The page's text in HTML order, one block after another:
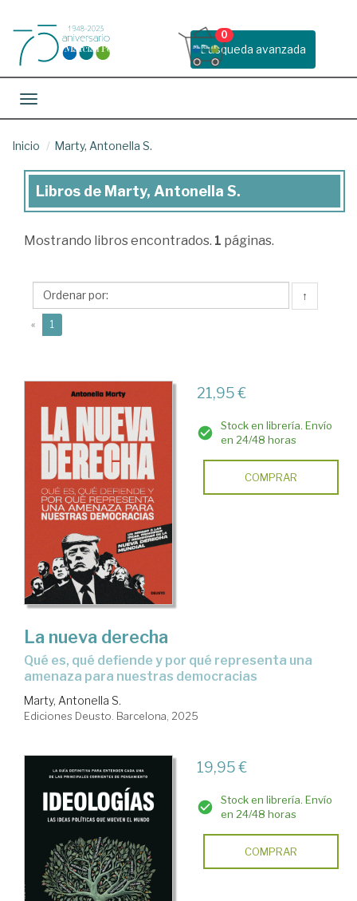
Busqueda avanzada
0
Toggle navigation
Inicio Marty, Antonella S.
Libros
Marty,
Libros de Marty, Antonella S.
Mostrando libros encontrados. 1 páginas.
↑
« 1
21,95 €
Stock en librería. Envío
en 24/48 horas
COMPRAR
La nueva derecha
Qué es, qué defiende y por qué representa una
amenaza para nuestras democracias
Marty, Antonella S.
Ediciones Deusto. Barcelona, 2025
19,95 €
Stock en librería. Envío
en 24/48 horas
COMPRAR